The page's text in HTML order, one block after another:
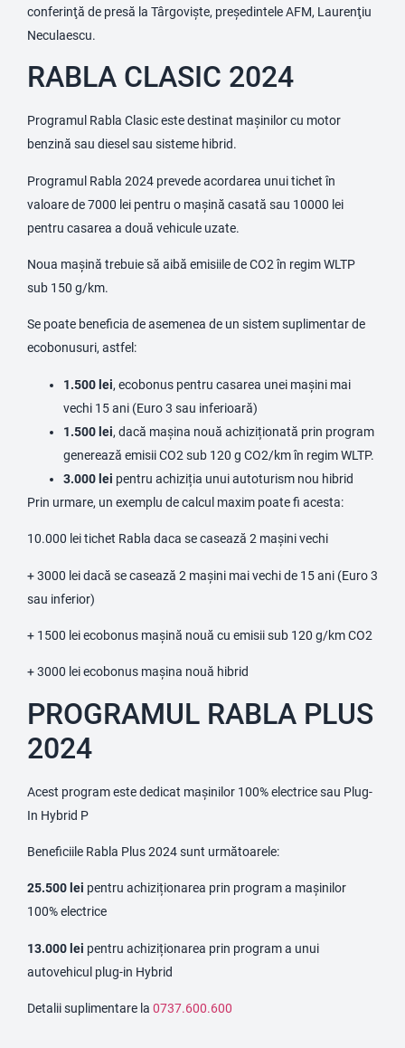
conferinţă de presă la Târgovişte, preşedintele AFM, Laurenţiu
Neculaescu.
RABLA CLASIC 2024
Programul Rabla Clasic este destinat mașinilor cu motor
benzină sau diesel sau sisteme hibrid.
Programul Rabla 2024 prevede acordarea unui tichet în
valoare de 7000 lei pentru o mașină casată sau 10000 lei
pentru casarea a două vehicule uzate.
Noua mașină trebuie să aibă emisiile de CO2 în regim WLTP
sub 150 g/km.
Se poate beneficia de asemenea de un sistem suplimentar de
ecobonusuri, astfel:
1.500 lei, ecobonus pentru casarea unei mașini mai
vechi 15 ani (Euro 3 sau inferioară)
1.500 lei, dacă mașina nouă achiziționată prin program
generează emisii CO2 sub 120 g CO2/km în regim WLTP.
3.000 lei pentru achiziția unui autoturism nou hibrid
Prin urmare, un exemplu de calcul maxim poate fi acesta:
10.000 lei tichet Rabla daca se casează 2 mașini vechi
+ 3000 lei dacă se casează 2 mașini mai vechi de 15 ani (Euro 3
sau inferior)
+ 1500 lei ecobonus mașină nouă cu emisii sub 120 g/km CO2
+ 3000 lei ecobonus mașina nouă hibrid
PROGRAMUL RABLA PLUS
2024
Acest program este dedicat mașinilor 100% electrice sau Plug-
In Hybrid P
Beneficiile Rabla Plus 2024 sunt următoarele:
25.500 lei pentru achiziționarea prin program a mașinilor
100% electrice
13.000 lei pentru achiziționarea prin program a unui
autovehicul plug-in Hybrid
Detalii suplimentare la 0737.600.600